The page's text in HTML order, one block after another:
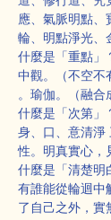
應、氣脈明點、
輪、明點淨光、
什麼是「重點」
中觀。（不空不
。瑜伽。（融合
什麼是「次第」
身、口、意清淨
性。明真實心，
什麼是「清楚明
有誰能從輪迴中
了自己之外，實